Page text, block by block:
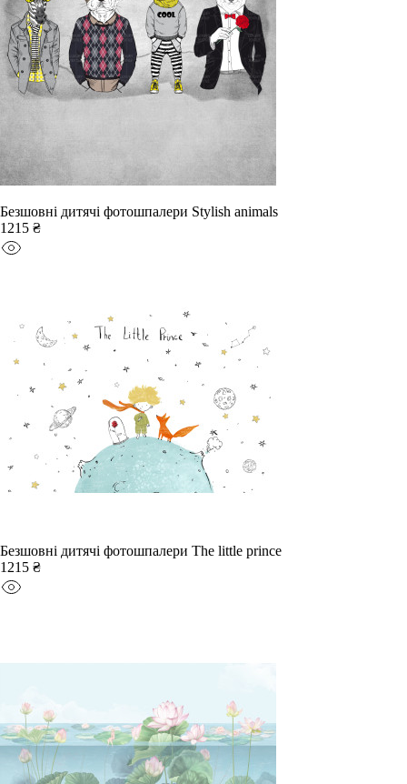
Безшовні дитячі фотошпалери Stylish animals
1215 ₴
Безшовні дитячі фотошпалери The little prince
1215 ₴